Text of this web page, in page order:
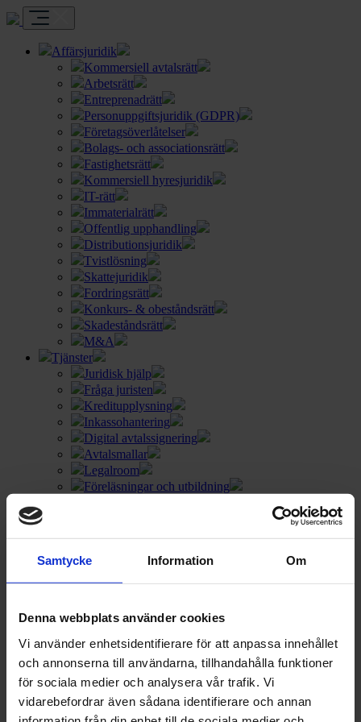
Samtycke Information Om
Denna webbplats använder cookies
Vi använder enhetsidentifierare för att anpassa innehållet
och annonserna till användarna, tillhandahålla funktioner
för sociala medier och analysera vår trafik. Vi
vidarebefordrar även sådana identifierare och annan
Affärsjuridik
Kommersiell avtalsrätt
Arbetsrätt
Entreprenadrätt
Personuppgiftsjuridik (GDPR)
Företagsöverlåtelser
Bolags- och associationsrätt
Fastighetsrätt
Kommersiell hyresjuridik
IT-rätt
Immaterialrätt
Offentlig upphandling
Distributionsjuridik
Tvistlösning
Skattejuridik
Fordringsrätt
Konkurs- & obeståndsrätt
Skadeståndsrätt
M&A
Tjänster
Juridisk hjälp
Fråga juristen
Kreditupplysning
Inkassohantering
Digital avtalssignering
Avtalsmallar
Legalroom
Föreläsningar och utbildning
Kundcase
Våra medarbetare
Kontakta oss
Paket & Priser
Fråga Juristen Kostnadsfri rådgivning
Logga in
Integritetspolicy CookiepolicyFacebookInstagram Linkedin
Youtube